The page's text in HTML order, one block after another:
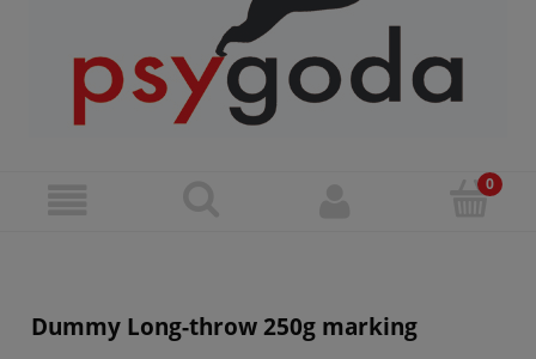
Dummy Long-throw 250g marking